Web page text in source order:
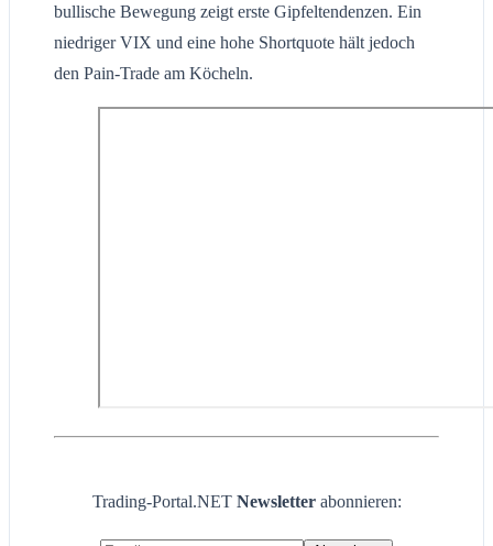
bullische Bewegung zeigt erste Gipfeltendenzen. Ein
niedriger VIX und eine hohe Shortquote hält jedoch
den Pain-Trade am Köcheln.
Trading-Portal.NET Newsletter abonnieren: